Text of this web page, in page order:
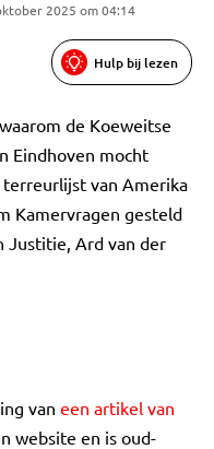
2025 om 04:14
Hulp bij lezen
de Koeweitse
Eindhoven mocht
terreurlijst van Amerika
Kamervragen gesteld
Justitie, Ard van der
van een artikel van
website en is oud-